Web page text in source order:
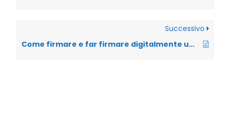
Successivo
Come firmare e far firmare digitalmente un documento